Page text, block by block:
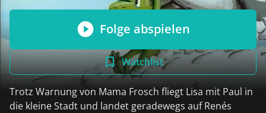
Folge abspielen
Watchlist
Trotz Warnung von Mama Frosch fliegt Lisa mit Paul in
die kleine Stadt und landet geradewegs auf Renés